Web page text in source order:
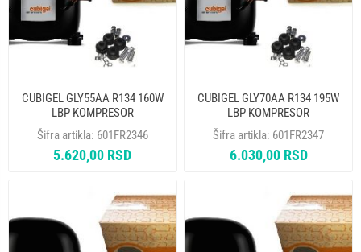
CUBIGEL GLY55AA R134 160W
LBP KOMPRESOR
Šifra artikla: 601FR2346
5.620,00 RSD
CUBIGEL GLY70AA R134 195W
LBP KOMPRESOR
Šifra artikla: 601FR2347
6.030,00 RSD